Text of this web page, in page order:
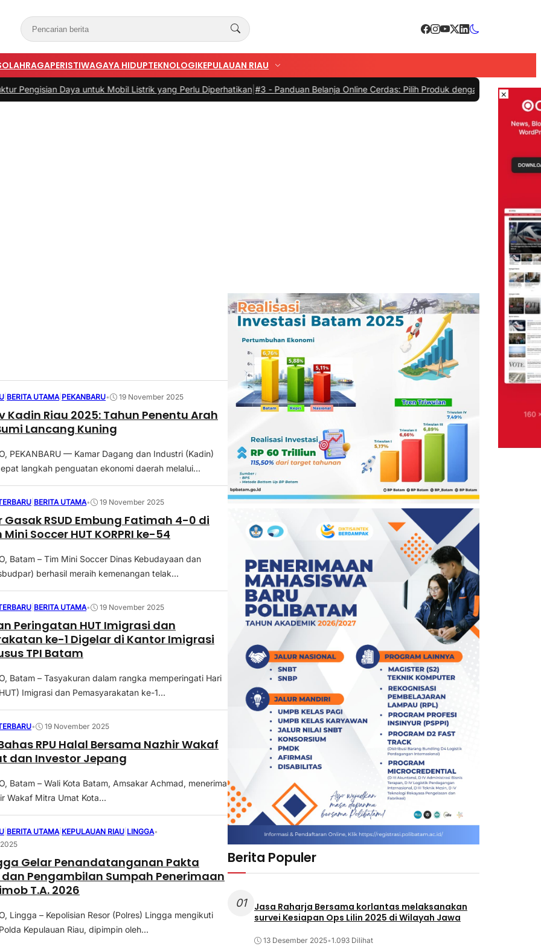
OLAHRAGAPERISTIWAGAYA HIDUPTEKNOLOGIKEPULAUAN RIAU
Daya untuk Mobil Listrik yang Perlu Diperhatikan|#3 -Panduan Belanja Online Cerdas: Pilih Produk dengan Bijak dan Hindari
BERITA UTAMA PEKANBARU• 19 November 2025
Kadin Riau 2025: Tahun Penentu Arah
Lancang Kuning
PEKANBARU — Kamar Dagang dan Industri (Kadin)
langkah penguatan ekonomi daerah melalui...
BERITA UTAMA• 19 November 2025
RSUD Embung Fatimah 4-0 di
Soccer HUT KORPRI ke-54
Batam – Tim Mini Soccer Dinas Kebudayaan dan
berhasil meraih kemenangan telak...
BERITA UTAMA• 19 November 2025
Peringatan HUT Imigrasi dan
ke-1 Digelar di Kantor Imigrasi
TPI Batam
Batam – Tasyakuran dalam rangka memperingati Hari
Imigrasi dan Pemasyarakatan ke-1...
• 19 November 2025
RPU Halal Bersama Nazhir Wakaf
dan Investor Jepang
Batam – Wali Kota Batam, Amsakar Achmad, menerima
Wakaf Mitra Umat Kota...
BERITA UTAMA KEPULAUAN RIAU LINGGA•
Gelar Penandatanganan Pakta
Pengambilan Sumpah Penerimaan
T.A. 2026
Lingga – Kepolisian Resor (Polres) Lingga mengikuti
Kepulauan Riau, dipimpin oleh...
Berita Populer
01
Jasa Raharja Bersama korlantas melaksanakan
survei Kesiapan Ops Lilin 2025 di Wilayah Jawa
13 Desember 2025•1.093 Dilihat
×